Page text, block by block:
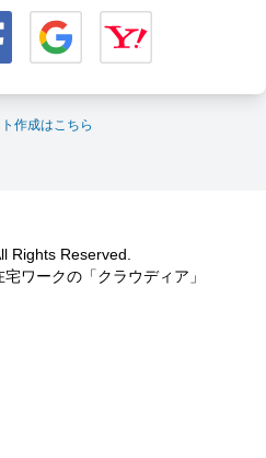
作成はこちら
Rights Reserved.
ワークの「クラウディア」